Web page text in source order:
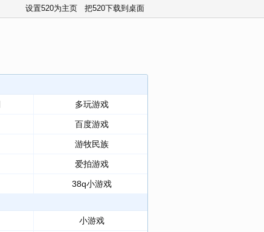
设置520为主页 把520下载到桌面
多玩游戏
百度游戏
游牧民族
爱拍游戏
38q小游戏
小游戏